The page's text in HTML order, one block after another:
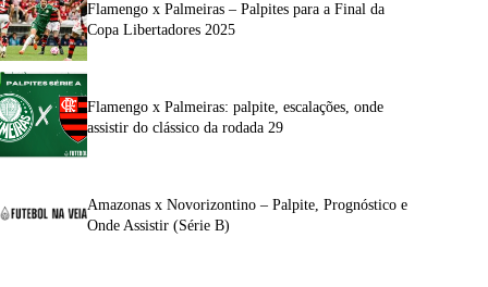
Flamengo x Palmeiras – Palpites para a Final da
Copa Libertadores 2025
Flamengo x Palmeiras: palpite, escalações, onde
assistir do clássico da rodada 29
Amazonas x Novorizontino – Palpite, Prognóstico e
Onde Assistir (Série B)